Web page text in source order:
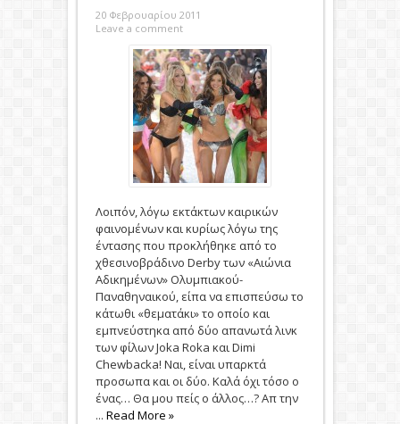
20 Φεβρουαρίου 2011
Leave a comment
Λοιπόν, λόγω εκτάκτων καιρικών
φαινομένων και κυρίως λόγω της
έντασης που προκλήθηκε από το
χθεσινοβράδινο Derby των «Αιώνια
Αδικημένων» Ολυμπιακού-
Παναθηναικού, είπα να επισπεύσω το
κάτωθι «θεματάκι» το οποίο και
εμπνεύστηκα από δύο απανωτά λινκ
των φίλων Joka Roka και Dimi
Chewbacka! Ναι, είναι υπαρκτά
προσωπα και οι δύο. Καλά όχι τόσο ο
ένας… Θα μου πείς ο άλλος…? Απ την
... Read More »